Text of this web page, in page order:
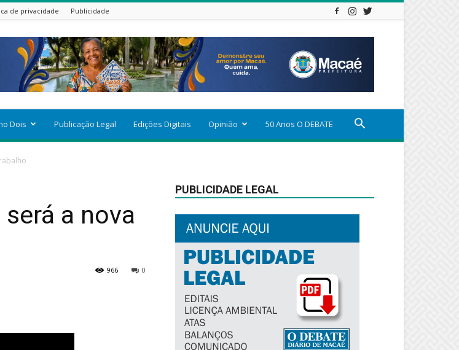
de privacidade Publicidade
Dois Publicação Legal Edições Digitais Opinião 50 Anos O DEBATE
a nova
0
966
PUBLICIDADE LEGAL